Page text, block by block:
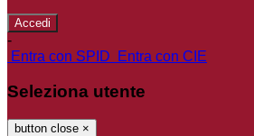
-
Entra con SPID
Entra con CIE
Seleziona utente
button close ×